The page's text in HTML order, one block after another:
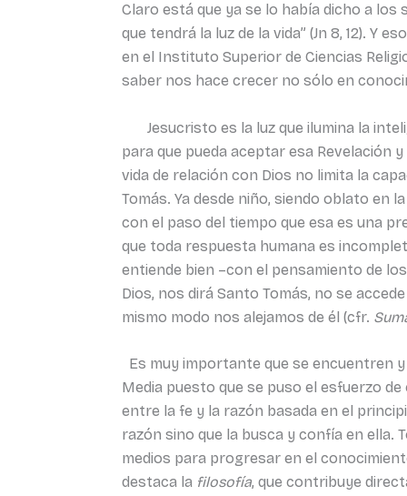
Claro está que ya se lo había dicho a los
que tendrá la luz de la vida” (Jn 8, 12). Y
en el Instituto Superior de Ciencias
saber nos hace crecer no sólo en
Jesucristo es la luz que ilumina la
para que pueda aceptar esa Revelación
vida de relación con Dios no limita la
Tomás. Ya desde niño, siendo oblato en
con el paso del tiempo que esa es una
que toda respuesta humana es
entiende bien –con el pensamiento de
Dios, nos dirá Santo Tomás, no se
mismo modo nos alejamos de él (cfr.
Es muy importante que se encuentren
Media puesto que se puso el esfuerzo
entre la fe y la razón basada en el
razón sino que la busca y confía en ella.
medios para progresar en el
destaca la filosofía, que contribuye